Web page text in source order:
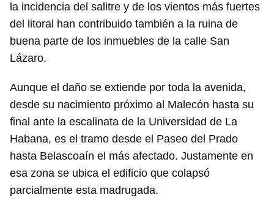
la incidencia del salitre y de los vientos más fuertes
del litoral han contribuido también a la ruina de
buena parte de los inmuebles de la calle San
Lázaro.
Aunque el daño se extiende por toda la avenida,
desde su nacimiento próximo al Malecón hasta su
final ante la escalinata de la Universidad de La
Habana, es el tramo desde el Paseo del Prado
hasta Belascoaín el más afectado. Justamente en
esa zona se ubica el edificio que colapsó
parcialmente esta madrugada.